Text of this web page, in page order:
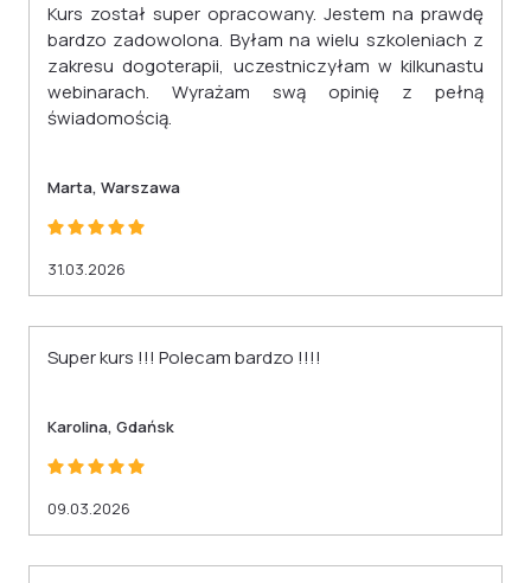
Kurs został super opracowany. Jestem na prawdę
bardzo zadowolona. Byłam na wielu szkoleniach z
zakresu dogoterapii, uczestniczyłam w kilkunastu
webinarach. Wyrażam swą opinię z pełną
świadomością.
Marta, Warszawa
31.03.2026
Super kurs !!! Polecam bardzo !!!!
Karolina, Gdańsk
09.03.2026